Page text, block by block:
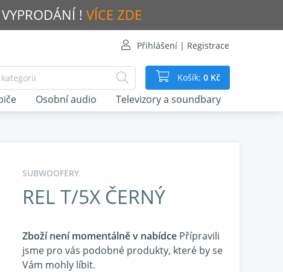
! VÍCE ZDE
Přihlášení | Registrace
Košík: 0 Kč
SUBWOOFERY
REL T/5X ČERNÝ
Zboží není momentálně v nabídcePřípravili
jsme pro vás podobné produkty, které by se
Vám mohly líbit.
Osobní audio Televizory a soundbary